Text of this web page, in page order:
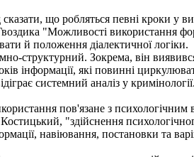
що робляться певні кроки у
"Можливості використання
й положення діалектичної логіки.
структурний. Зокрема, він
інформації, які повинні
системний аналіз у
пов'язане з психологічним
"здійснення
навіювання, постановки та